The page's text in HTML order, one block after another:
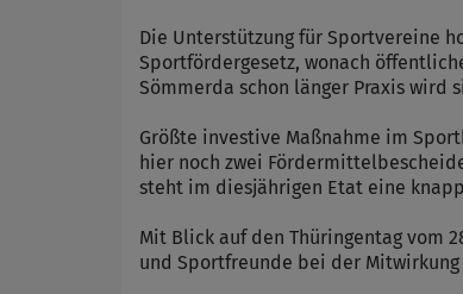
Die Unterstützung für Sportvereine
Sportfördergesetz, wonach
Sömmerda schon länger Praxis wird
Größte investive Maßnahme im
hier noch zwei
steht im diesjährigen Etat eine
Mit Blick auf den Thüringentag vom
und Sportfreunde bei der